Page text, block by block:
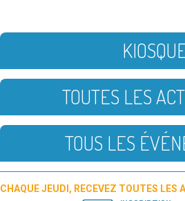
TOUTES LES
TOUS LES
CHAQUE JEUDI, RECEVEZ TOUTES LES